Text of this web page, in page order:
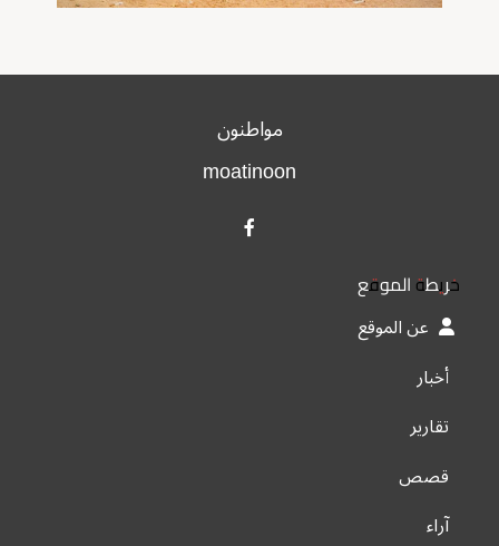
مواطنون
moatinoon
خريطة الموقع
عن الموقع
أخبار
تقارير
قصص
آراء